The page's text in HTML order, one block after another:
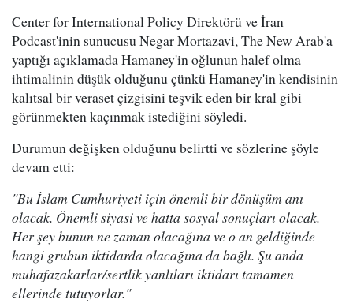
Center for International Policy Direktörü ve İran
Podcast'inin sunucusu Negar Mortazavi, The New Arab'a
yaptığı açıklamada Hamaney'in oğlunun halef olma
ihtimalinin düşük olduğunu çünkü Hamaney'in kendisinin
kalıtsal bir veraset çizgisini teşvik eden bir kral gibi
görünmekten kaçınmak istediğini söyledi.
Durumun değişken olduğunu belirtti ve sözlerine şöyle
devam etti:
"Bu İslam Cumhuriyeti için önemli bir dönüşüm anı
olacak. Önemli siyasi ve hatta sosyal sonuçları olacak.
Her şey bunun ne zaman olacağına ve o an geldiğinde
hangi grubun iktidarda olacağına da bağlı. Şu anda
muhafazakarlar/sertlik yanlıları iktidarı tamamen
ellerinde tutuyorlar."